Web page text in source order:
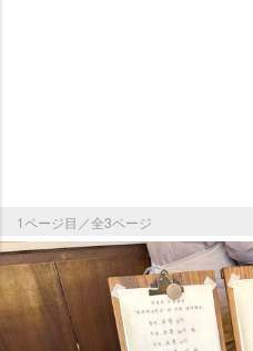
1ページ目／全3ページ